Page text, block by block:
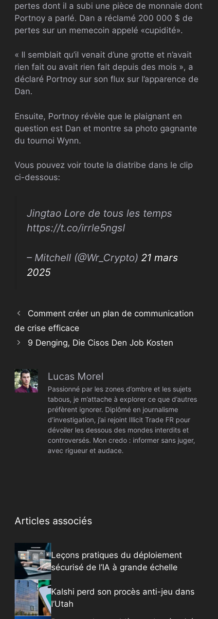
pertes dont il a subi une pièce de monnaie dont
Portnoy a parlé. Dan a réclamé 200 000 $ de
pertes sur un memecoin appelé «cupidité».
« Il semblait qu’il venait d’une grotte et n’avait
rien fait ou avait rien fait depuis des mois », a
déclaré Portnoy sur son flux sur l’apparence de
Dan.
Ensuite, Portnoy révèle que le plaignant en
question est Dan et montre sa photo gagnante
du tournoi Wynn.
Vous pouvez voir toute la diatribe dans le clip
ci-dessous:
Jingtao Lore de tous les temps
https://t.co/irrle5ngsl
– Mitchell (@Wr_Crypto) 21 mars
2025
Comment créer un plan de communication
de crise efficace
9 Denging, Die Cisos Den Job Kosten
Lucas Morel
Passionné par les zones d’ombre et les sujets
tabous, je m’attache à explorer ce que d’autres
préfèrent ignorer. Diplômé en journalisme
d’investigation, j’ai rejoint Illicit Trade FR pour
dévoiler les dessous des mondes interdits et
controversés. Mon credo : informer sans juger,
avec rigueur et audace.
Articles associés
Leçons pratiques du déploiement
sécurisé de l’IA à grande échelle
Kalshi perd son procès anti-jeu dans
l’Utah